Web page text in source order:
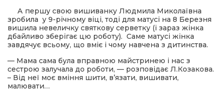
А першу свою вишиванку Людмила Миколаївна
зробила у 9-річному віці, тоді для матусі на 8 Березня
вишила невеличку святкову серветку (і зараз жінка
дбайливо зберігає цю роботу). Саме матусі жінка
завдячує всьому, що вміє і чому навчена з дитинства.
— Мама сама була вправною майстринею і нас з
сестрою залучала до роботи, — розповідає Л.Козакова.
– Від неї моє вміння шити, в’язати, вишивати,
малювати…